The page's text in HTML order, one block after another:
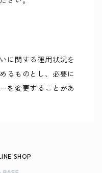
に関する運用状況を
るものとし、必要に
を変更することがあ
SHOP